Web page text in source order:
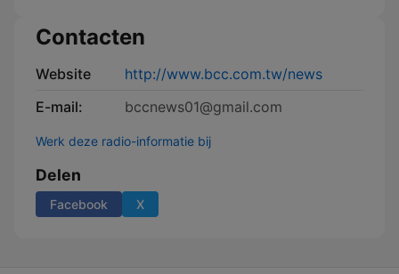
Contacten
Website
http://www.bcc.com.tw/news
E-mail:
bccnews01@gmail.com
Werk deze radio-informatie bij
Delen
Facebook X